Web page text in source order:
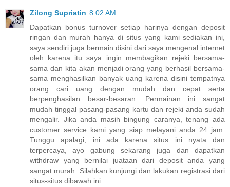
Zilong Supriatin 8:02 AM
Dapatkan bonus turnover setiap harinya dengan deposit
ringan dan murah hanya di situs yang kami sediakan ini,
saya sendiri juga bermain disini dari saya mengenal internet
oleh karena itu saya ingin membagikan rejeki bersama-
sama dan kita akan menjadi orang yang berhasil bersama-
sama menghasilkan banyak uang karena disini tempatnya
orang cari uang dengan mudah dan cepat serta
berpenghasilan besar-besaran. Permainan ini sangat
mudah tinggal pasang-pasang kartu dan rejeki anda sudah
mengalir. Jika anda masih bingung caranya, tenang ada
customer service kami yang siap melayani anda 24 jam.
Tunggu apalagi, ini ada karena situs ini nyata dan
terpercaya, ayo gabung sekarang juga dan dapatkan
withdraw yang bernilai juataan dari deposit anda yang
sangat murah. Silahkan kunjungi dan lakukan registrasi dari
situs-situs dibawah ini: